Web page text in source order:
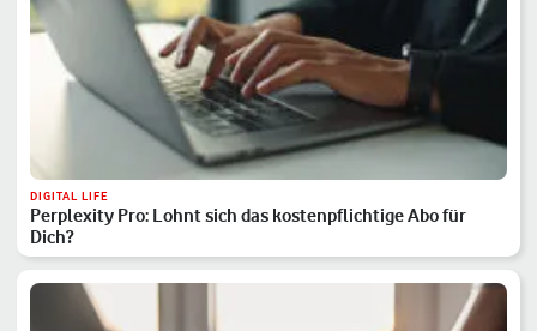
DIGITAL LIFE
Perplexity Pro: Lohnt sich das kostenpflichtige Abo für
Dich?